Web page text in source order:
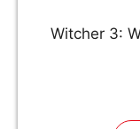
Witcher 3: